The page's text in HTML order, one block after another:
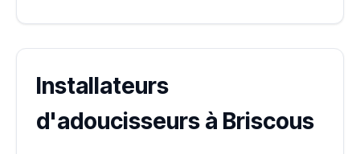
Installateurs
d'adoucisseurs à Briscous